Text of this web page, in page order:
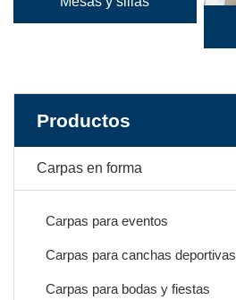
Productos
Carpas en forma
Carpas para eventos
Carpas para canchas deportivas
Carpas para bodas y fiestas